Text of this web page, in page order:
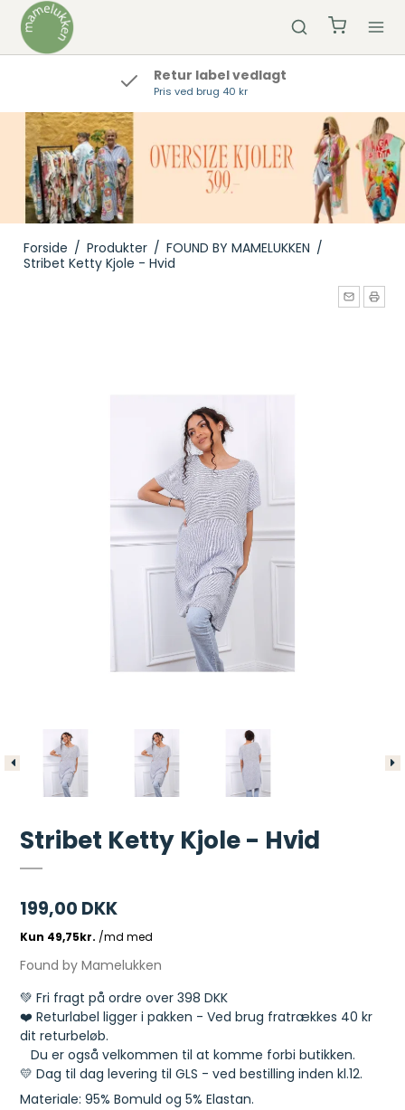
Hurtig Levering
Bestil inden kl 12 og vi sender samme
Forside / Produkter / FOUND BY MAMELUKKEN /
Stribet Ketty Kjole - Hvid
Stribet Ketty Kjole - Hvid
199,00 DKK
Found by Mamelukken
💚 Fri fragt på ordre over 398 DKK
❤️ Returlabel ligger i pakken - Ved brug fratrækkes 40 kr
dit returbeløb.
Du er også velkommen til at komme forbi butikken.
💛 Dag til dag levering til GLS - ved bestilling inden kl.12.
Materiale: 95% Bomuld og 5% Elastan.